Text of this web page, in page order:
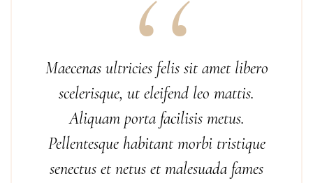
Maecenas ultricies felis sit amet libero
scelerisque, ut eleifend leo mattis.
Aliquam porta facilisis metus.
Pellentesque habitant morbi tristique
senectus et netus et malesuada fames